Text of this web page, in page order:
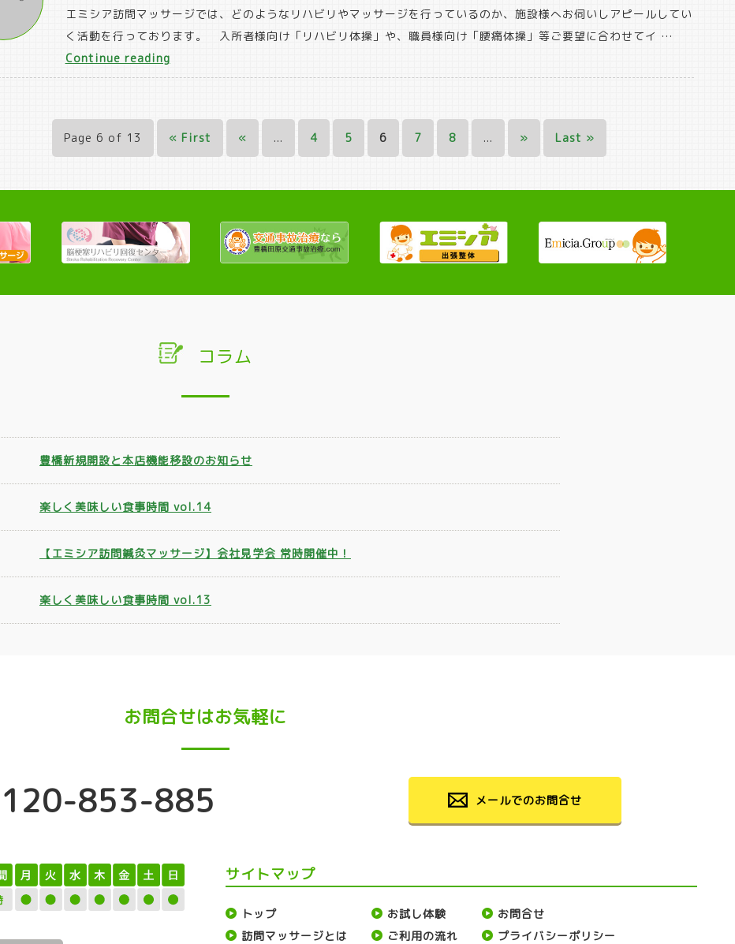
者
様
イ
エミシア訪問マッサージでは、どのようなリハビリやマッサージを行っているのか、施設様へお伺いしアピールしてい
く活動を行っております。 入所者様向け「リハビリ体操」や、職員様向け「腰痛体操」等ご要望に合わせてイ …
Continue reading“「リ
ハ
リ
ト
ー
ン
グ
験
出
張
ご
Page 6 of 13 « First « ... 4 5 6 7 8 ... » Last »
コラム
豊橋新規開設と本店機能移設のお知らせ
楽しく美味しい食事時間 vol.14
【エミシア訪問鍼灸マッサージ】会社見学会 常時開催中！
楽しく美味しい食事時間 vol.13
お問合せはお気軽に
853-885 メールでのお問合せ
サイトマップ
トップ
訪問マッサージとは
お試し体験
ご利用の流れ
お問合せ
プライバシーポリシー